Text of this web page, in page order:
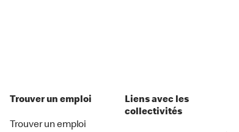
Trouver un emploi
Trouver un emploi
Liens avec les
collectivités